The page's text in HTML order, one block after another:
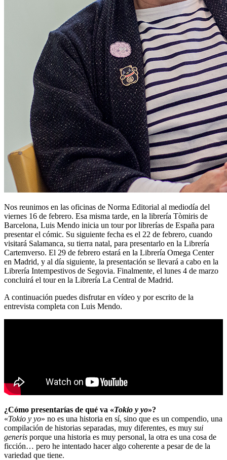
Nos reunimos en las oficinas de Norma Editorial al mediodía del
viernes 16 de febrero. Esa misma tarde, en la librería Tòmiris de
Barcelona, Luis Mendo inicia un tour por librerías de España para
presentar el cómic. Su siguiente fecha es el 22 de febrero, cuando
visitará Salamanca, su tierra natal, para presentarlo en la Librería
Cartemverso. El 29 de febrero estará en la Librería Omega Center
en Madrid, y al día siguiente, la presentación se llevará a cabo en la
Librería Intempestivos de Segovia. Finalmente, el lunes 4 de marzo
concluirá el tour en la Librería La Central de Madrid.
A continuación puedes disfrutar en vídeo y por escrito de la
entrevista completa con Luis Mendo.
¿Cómo presentarías de qué va «Tokio y yo»?
«Tokio y yo» no es una historia en sí, sino que es un compendio, una
compilación de historias separadas, muy diferentes, es muy sui
generis porque una historia es muy personal, la otra es una cosa de
ficción… pero he intentado hacer algo coherente a pesar de de la
variedad que tiene.